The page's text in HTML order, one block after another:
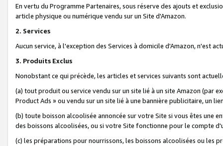
En vertu du Programme Partenaires, sous réserve des ajouts et
article physique ou numérique vendu sur un Site d'Amazon.
2. Services
Aucun service, à l'exception des Services à domicile d'Amazon, n'est
3. Produits Exclus
Nonobstant ce qui précède, les articles et services suivants sont
(a) tout produit ou service vendu sur un site lié à un site Amazon (par
Product Ads » ou vendu sur un site lié à une bannière publicitaire, un
(b) toute boisson alcoolisée annoncée sur votre Site si vous êtes une
des boissons alcoolisées, ou si votre Site fonctionne pour le compte
(c) les préparations pour nourrissons, les boissons alcoolisées ou les